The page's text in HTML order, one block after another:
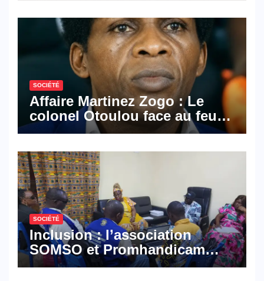
SOCIÉTÉ
Affaire Martinez Zogo : Le
colonel Otoulou face au feu
croisé des avocats de la
SOCIÉTÉ
Inclusion : l’association
SOMSO et Promhandicam
militent en faveur d’une